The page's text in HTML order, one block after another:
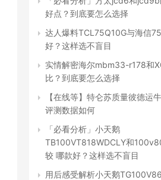
好点？到底要怎么选择
达人爆料TCL75Q10G与海信
好？这样选不盲目
实情解密海尔mbm33-r178和
比？到底要怎么选择
【在线等】特仑苏质量彼德运
评测数据如何
「必看分析」小天鹅
TB100VT818WDCLY和
较 哪款好？这样选不盲目
用后感受解析小天鹅